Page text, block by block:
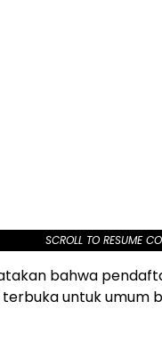
SCROLL TO RESUME
bahwa
terbuka untuk umum